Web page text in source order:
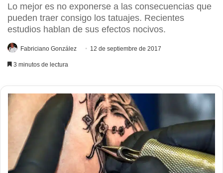
Lo mejor es no exponerse a las consecuencias que
pueden traer consigo los tatuajes. Recientes
estudios hablan de sus efectos nocivos.
Fabriciano González 12 de septiembre de 2017
3 minutos de lectura